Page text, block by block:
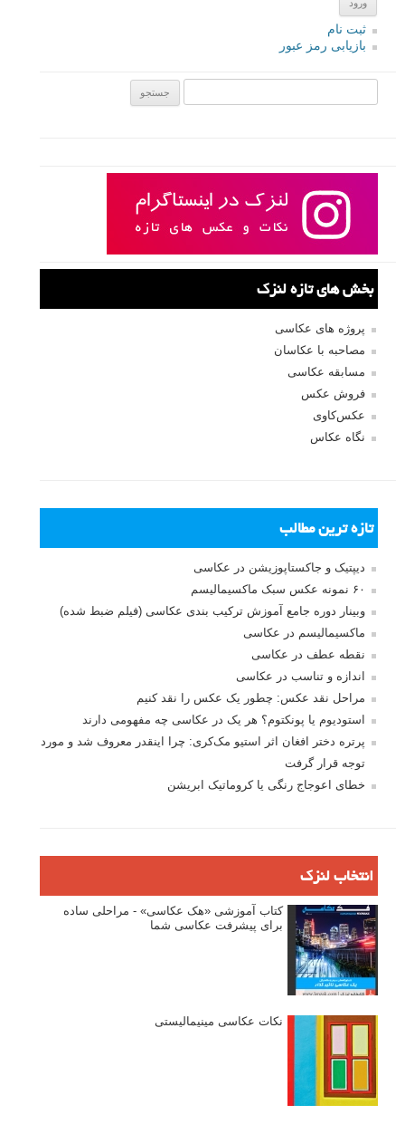
ثبت نام
بازیابی رمز عبور
بخش های تازه لنزک
پروژه های عکاسی
مصاحبه با عکاسان
مسابقه عکاسی
فروش عکس
عکس‌کاوی
نگاه عکاس
تازه ترین مطالب
دیپتیک و جاکستا‌پوزیشن در عکاسی
۶۰ نمونه عکس سبک ماکسیمالیسم
وبینار دوره جامع آموزش ترکیب بندی عکاسی (فیلم ضبط شده)
ماکسیمالیسم در عکاسی
نقطه عطف در عکاسی
اندازه و تناسب در عکاسی
مراحل نقد عکس: چطور یک عکس را نقد کنیم
استودیوم یا پونکتوم؟ هر یک در عکاسی چه مفهومی دارند
پرتره دختر افغان اثر استیو مک‌کری: چرا اینقدر معروف شد و مورد
توجه قرار گرفت
خطای اعوجاج رنگی یا کروماتیک ابریشن
انتخاب لنزک
کتاب آموزشی «هک عکاسی» - مراحلی ساده
برای پیشرفت عکاسی شما
نکات عکاسی مینیمالیستی